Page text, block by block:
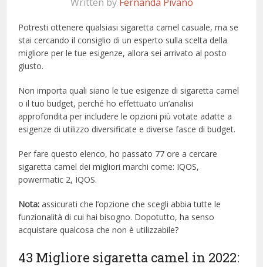
Potresti ottenere qualsiasi sigaretta camel casuale, ma se
stai cercando il consiglio di un esperto sulla scelta della
migliore per le tue esigenze, allora sei arrivato al posto
giusto.
Non importa quali siano le tue esigenze di sigaretta camel
o il tuo budget, perché ho effettuato un’analisi
approfondita per includere le opzioni più votate adatte a
esigenze di utilizzo diversificate e diverse fasce di budget.
Per fare questo elenco, ho passato 77 ore a cercare
sigaretta camel dei migliori marchi come: IQOS,
powermatic 2, IQOS.
Nota: assicurati che l’opzione che scegli abbia tutte le
funzionalità di cui hai bisogno. Dopotutto, ha senso
acquistare qualcosa che non è utilizzabile?
43 Migliore sigaretta camel in 2022: